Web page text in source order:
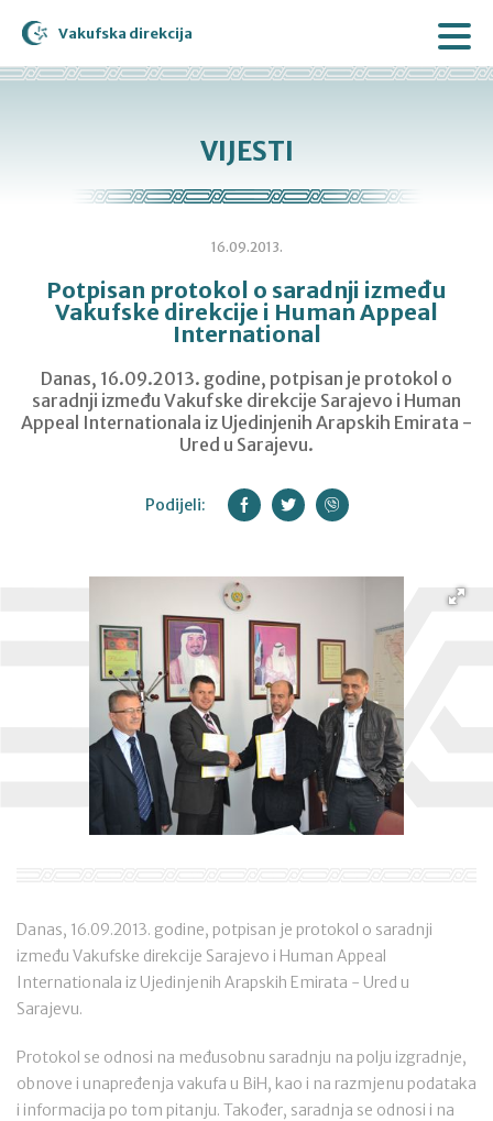
Vakufska direkcija
VIJESTI
16.09.2013.
Potpisan protokol o saradnji između
Vakufske direkcije i Human Appeal
International
Danas, 16.09.2013. godine, potpisan je protokol o
saradnji između Vakufske direkcije Sarajevo i Human
Appeal Internationala iz Ujedinjenih Arapskih Emirata -
Ured u Sarajevu.
Podijeli:
Danas, 16.09.2013. godine, potpisan je protokol o saradnji
između Vakufske direkcije Sarajevo i Human Appeal
Internationala iz Ujedinjenih Arapskih Emirata - Ured u
Sarajevu.
Protokol se odnosi na međusobnu saradnju na polju izgradnje,
obnove i unapređenja vakufa u BiH, kao i na razmjenu podataka
i informacija po tom pitanju. Također, saradnja se odnosi i na